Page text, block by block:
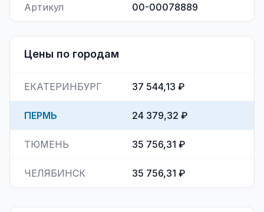
Артикул 00-00078889
Цены по городам
ЕКАТЕРИНБУРГ 37 544,13 ₽
ПЕРМЬ 24 379,32 ₽
ТЮМЕНЬ 35 756,31 ₽
ЧЕЛЯБИНСК 35 756,31 ₽